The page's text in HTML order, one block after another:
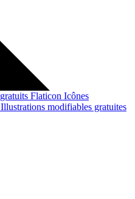
Flaticon Icônes
Illustrations modifiables gratuites